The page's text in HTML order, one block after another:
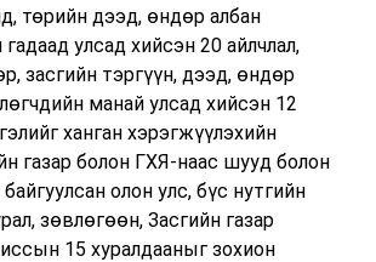
төрийн дээд, өндөр албан
улсад хийсэн 20 айлчлал,
засгийн тэргүүн, дээд, өндөр
манай улсад хийсэн 12
ханган хэрэгжүүлэхийн
газар болон ГХЯ-наас шууд болон
олон улс, бүс нутгийн
зөвлөгөөн, Засгийн газар
15 хуралдааныг зохион